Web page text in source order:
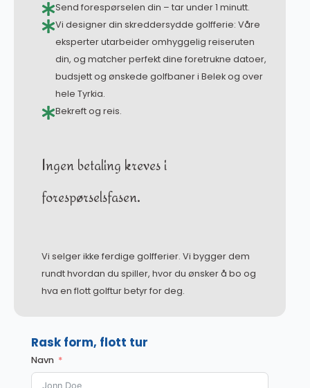
Send forespørselen din – tar under 1 minutt.
Vi designer din skreddersydde golfferie: Våre
eksperter utarbeider omhyggelig reiseruten
din, og matcher perfekt dine foretrukne datoer,
budsjett og ønskede golfbaner i Belek og over
hele Tyrkia.
Bekreft og reis.
Ingen betaling kreves i
forespørselsfasen.
Vi selger ikke ferdige golfferier. Vi bygger dem
rundt hvordan du spiller, hvor du ønsker å bo og
hva en flott golftur betyr for deg.
Rask form, flott tur
Navn